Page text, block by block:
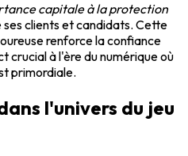
capitale à la protection
clients et candidats. Cette
renforce la confiance
crucial à l'ère du numérique où
primordiale.
l'univers du jeu